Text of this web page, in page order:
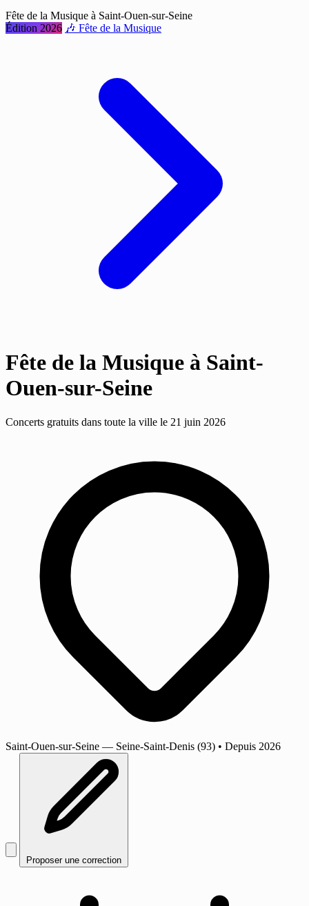
Fête de la Musique à Saint-Ouen-sur-Seine
Édition 2026 🎶 Fête de la Musique
Fête de la Musique à Saint-
Ouen-sur-Seine
Concerts gratuits dans toute la ville le 21 juin 2026
Saint-Ouen-sur-Seine — Seine-Saint-Denis (93) • Depuis 2026
Proposer une correction